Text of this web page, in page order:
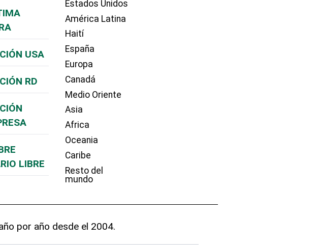
USA
RD
LIBRE
Estados Unidos
América Latina
Haití
España
Europa
Canadá
Medio Oriente
Asia
Africa
Oceania
Caribe
Resto del
mundo
por año desde el 2004.